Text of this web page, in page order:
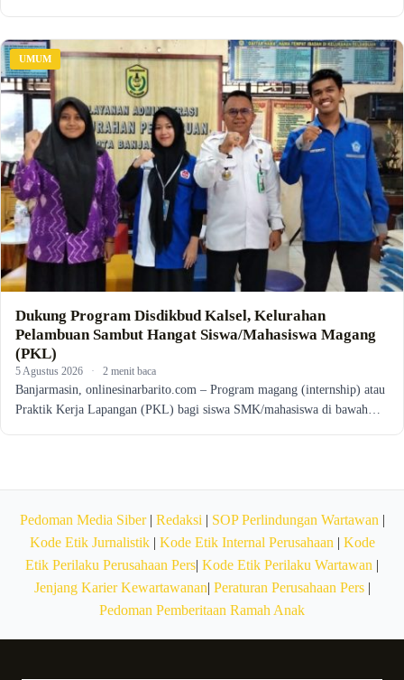
UMUM
Dukung Program Disdikbud Kalsel, Kelurahan
Pelambuan Sambut Hangat Siswa/Mahasiswa Magang
(PKL)
5 Agustus 2026 · 2 menit baca
Banjarmasin, onlinesinarbarito.com – Program magang (internship) atau
Praktik Kerja Lapangan (PKL) bagi siswa SMK/mahasiswa di bawah…
Pedoman Media Siber| Redaksi | SOP Perlindungan Wartawan |
Kode Etik Jurnalistik| Kode Etik Internal Perusahaan | Kode
Etik Perilaku Perusahaan Pers| Kode Etik Perilaku Wartawan |
Jenjang Karier Kewartawanan| Peraturan Perusahaan Pers|
Pedoman Pemberitaan Ramah Anak